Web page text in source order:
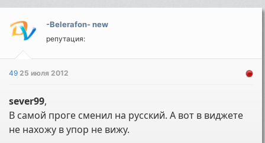
-Belerafon- new
репутация:
4925 июля 2012
sever99,
В самой проге сменил на русский. А вот в виджете
не нахожу в упор не вижу.